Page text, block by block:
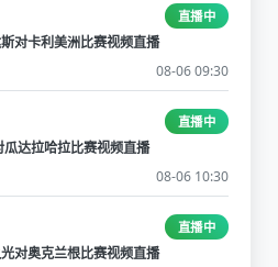
直播中
对卡利美洲比赛视频直播
08-06 09:30
直播中
达拉哈拉比赛视频直播
08-06 10:30
直播中
对奥克兰根比赛视频直播